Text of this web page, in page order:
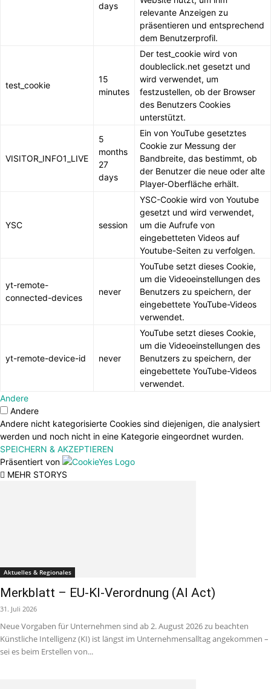
days
relevante Anzeigen zu
präsentieren und entsprechend
dem Benutzerprofil.
test_cookie
15
minutes
Der test_cookie wird von
doubleclick.net gesetzt und
wird verwendet, um
festzustellen, ob der Browser
des Benutzers Cookies
unterstützt.
VISITOR_INFO1_LIVE
5
months
27
days
Ein von YouTube gesetztes
Cookie zur Messung der
Bandbreite, das bestimmt, ob
der Benutzer die neue oder alte
Player-Oberfläche erhält.
YSC session
YSC-Cookie wird von Youtube
gesetzt und wird verwendet,
um die Aufrufe von
eingebetteten Videos auf
Youtube-Seiten zu verfolgen.
yt-remote-
connected-devices
never
YouTube setzt dieses Cookie,
um die Videoeinstellungen des
Benutzers zu speichern, der
eingebettete YouTube-Videos
verwendet.
yt-remote-device-id never
YouTube setzt dieses Cookie,
um die Videoeinstellungen des
Benutzers zu speichern, der
eingebettete YouTube-Videos
verwendet.
Andere
Andere
Andere nicht kategorisierte Cookies sind diejenigen, die analysiert
werden und noch nicht in eine Kategorie eingeordnet wurden.
SPEICHERN & AKZEPTIEREN
Präsentiert von
MEHR STORYS
Aktuelles & Regionales
Merkblatt – EU-KI-Verordnung (AI Act)
31. Juli 2026
Neue Vorgaben für Unternehmen sind ab 2. August 2026 zu beachten
Künstliche Intelligenz (KI) ist längst im Unternehmensalltag angekommen –
sei es beim Erstellen von...